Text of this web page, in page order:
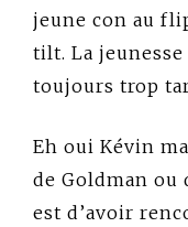
jeune con au
tilt. La
toujours trop
Eh oui Kévin
de Goldman ou
est d’avoir